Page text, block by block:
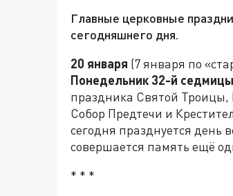
Главные церковные
сегодняшнего дня.
20 января (7 января по
Понедельник 32-й
праздника Святой
Собор Предтечи и
сегодня празднуется день
совершается память ещё
* * *